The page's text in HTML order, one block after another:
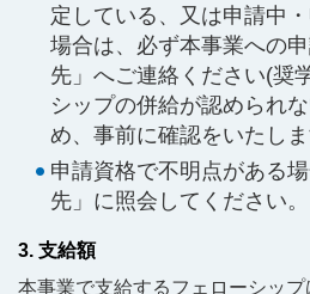
定している、又は申請中
場合は、必ず本事業への
先」へご連絡ください(奨
シップの併給が認められ
め、事前に確認をいたしま
申請資格で不明点がある
先」に照会してください。
3. 支給額
本事業で支給するフェローシッ